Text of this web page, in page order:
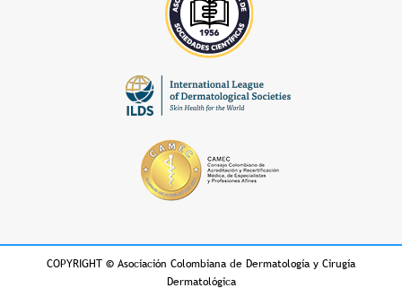
COPYRIGHT © Asociación Colombiana de Dermatología y Cirugía
Dermatológica